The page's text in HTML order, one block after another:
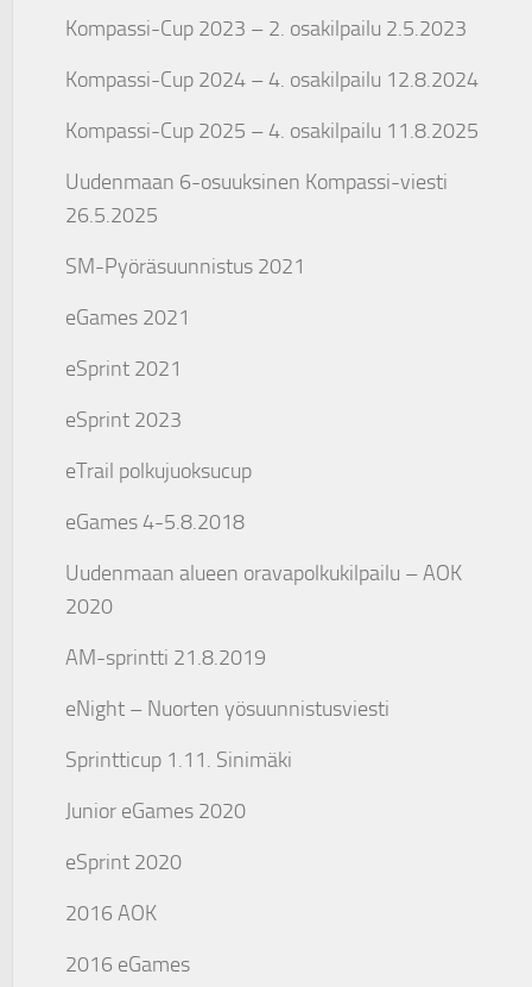
Kompassi-Cup 2023 – 2. osakilpailu 2.5.2023
Kompassi-Cup 2024 – 4. osakilpailu 12.8.2024
Kompassi-Cup 2025 – 4. osakilpailu 11.8.2025
Uudenmaan 6-osuuksinen Kompassi-viesti
26.5.2025
SM-Pyöräsuunnistus 2021
eGames 2021
eSprint 2021
eSprint 2023
eTrail polkujuoksucup
eGames 4-5.8.2018
Uudenmaan alueen oravapolkukilpailu – AOK
2020
AM-sprintti 21.8.2019
eNight – Nuorten yösuunnistusviesti
Sprintticup 1.11. Sinimäki
Junior eGames 2020
eSprint 2020
2016 AOK
2016 eGames